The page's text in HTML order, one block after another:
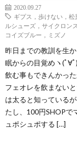
2020.09.27
ギプス，歩けない，松
ルシューズ，サイクロン
コイズブルー，ミズノ
昨日までの教訓を生
眠からの目覚めヽ(ﾟ∀
飲む事もできんかっ
フェオレを飲まない
は太ると知っている
たし、100円SHOPで
ュポシュポする […]